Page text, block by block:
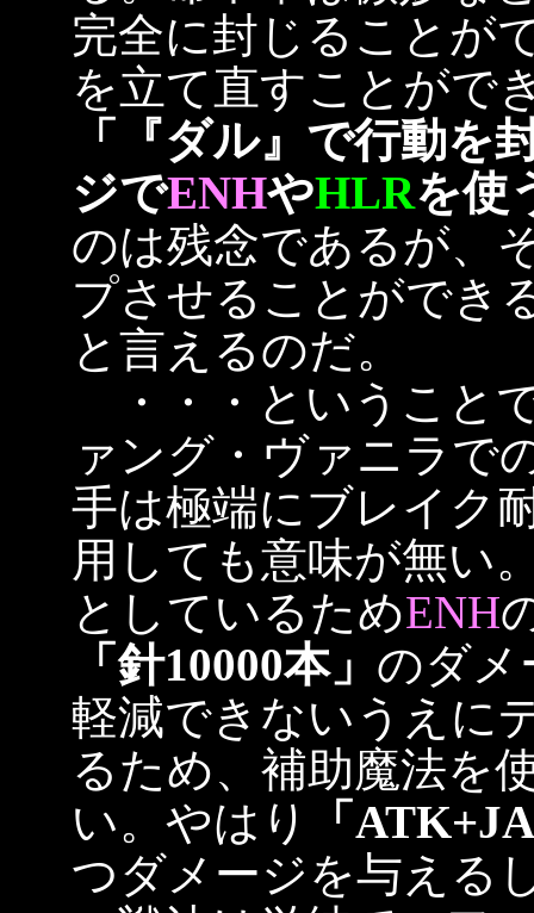
完全に封じることが
を立て直すことがで
「『ダル』で行動
ジでENHやHLRを使
のは残念であるが、
プさせることができ
と言えるのだ。
・・・ということ
ァング・ヴァニラで
手は極端にブレイク
用しても意味が無い
としているためENH
「針10000本」 のダメ
軽減できないうえに
るため、補助魔法を
い。やはり
「
つダメージを与える